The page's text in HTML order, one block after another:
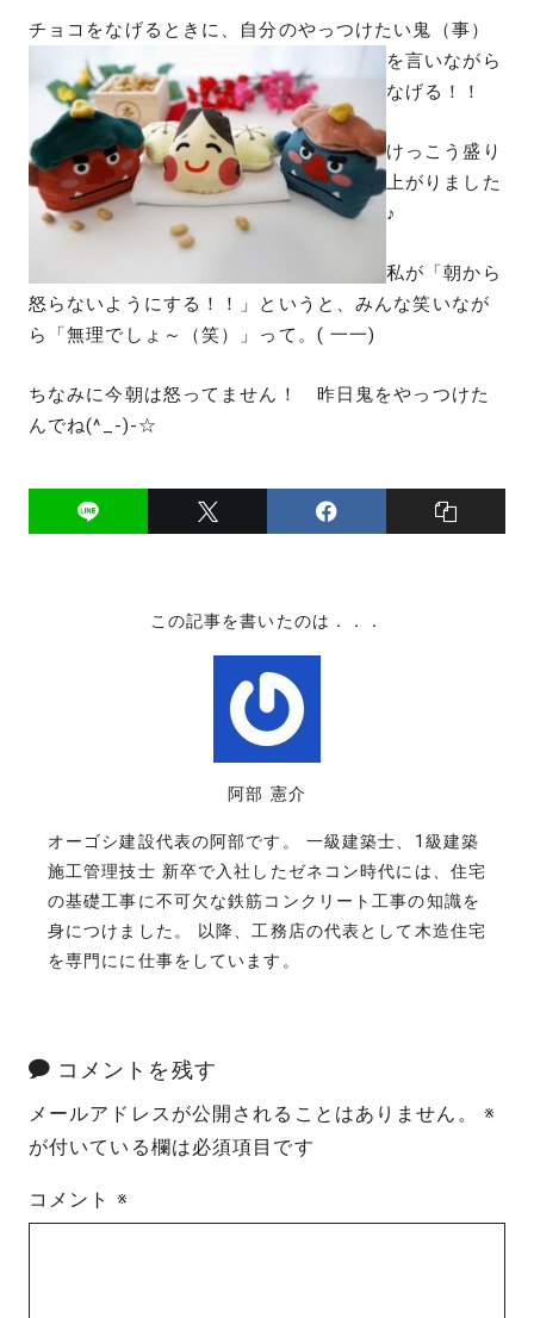
チョコをなげるときに、自分のやっつけたい鬼（事）
を言いながら
なげる！！
けっこう盛り
上がりました
♪
私が「朝から
怒らないようにする！！」というと、みんな笑いなが
ら「無理でしょ～（笑）」って。( 一一)
ちなみに今朝は怒ってません！ 昨日鬼をやっつけた
んでね(^_-)-☆
この記事を書いたのは．．．
阿部 憲介
オーゴシ建設代表の阿部です。 一級建築士、1級建築
施工管理技士 新卒で入社したゼネコン時代には、住宅
の基礎工事に不可欠な鉄筋コンクリート工事の知識を
身につけました。 以降、工務店の代表として木造住宅
を専門にに仕事をしています。
コメントを残す
メールアドレスが公開されることはありません。
※
が付いている欄は必須項目です
コメント ※